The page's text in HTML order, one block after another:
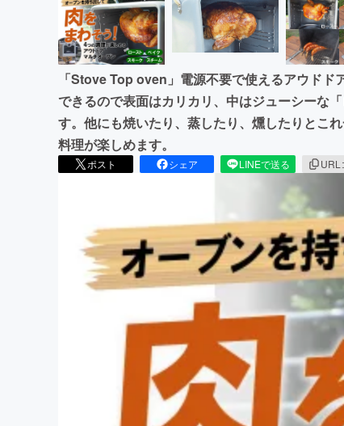
「Stove Top oven」電源不要で使えるアウド
できるので表面はカリカリ、中はジューシーな
す。他にも焼いたり、蒸したり、燻したりとこ
料理が楽しめます。
ポスト シェア LINEで送る URL